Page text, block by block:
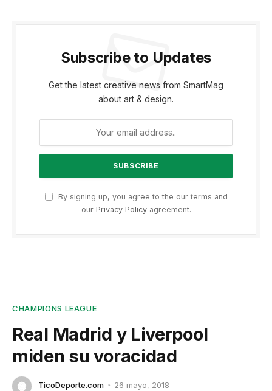
Subscribe to Updates
Get the latest creative news from SmartMag
about art & design.
By signing up, you agree to the our terms and
our Privacy Policyagreement.
CHAMPIONS LEAGUE
Real Madrid y Liverpool
miden su voracidad
TicoDeporte.com 26 mayo, 2018